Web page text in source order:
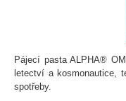
Pájecí pasta ALPHA®
letectví a kosmonautice,
spotřeby.